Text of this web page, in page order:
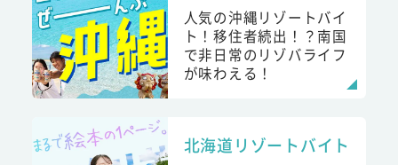
人気の沖縄リゾートバイ
ト！移住者続出！？南国
で非日常のリゾバライフ
が味わえる！
北海道リゾートバイト